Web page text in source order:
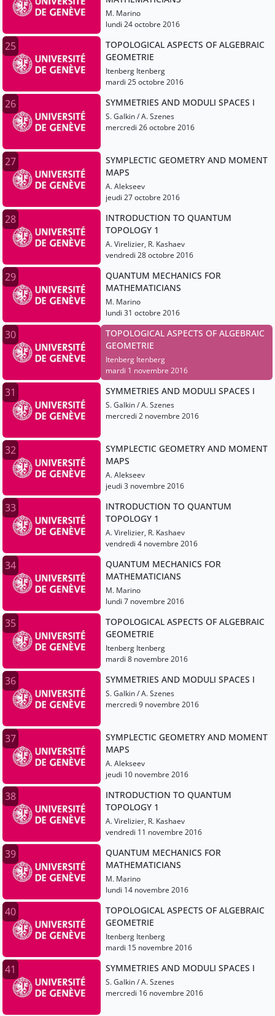
M. Marino
lundi 24 octobre 2016
25
TOPOLOGICAL ASPECTS OF ALGEBRAIC
GEOMETRIE
Itenberg Itenberg
mardi 25 octobre 2016
26 SYMMETRIES AND MODULI SPACES I
S. Galkin / A. Szenes
mercredi 26 octobre 2016
27
SYMPLECTIC GEOMETRY AND MOMENT
MAPS
A. Alekseev
jeudi 27 octobre 2016
28
INTRODUCTION TO QUANTUM
TOPOLOGY 1
A. Virelizier, R. Kashaev
vendredi 28 octobre 2016
29
QUANTUM MECHANICS FOR
MATHEMATICIANS
M. Marino
lundi 31 octobre 2016
30
TOPOLOGICAL ASPECTS OF ALGEBRAIC
GEOMETRIE
Itenberg Itenberg
mardi 1 novembre 2016
31 SYMMETRIES AND MODULI SPACES I
S. Galkin / A. Szenes
mercredi 2 novembre 2016
32
SYMPLECTIC GEOMETRY AND MOMENT
MAPS
A. Alekseev
jeudi 3 novembre 2016
33
INTRODUCTION TO QUANTUM
TOPOLOGY 1
A. Virelizier, R. Kashaev
vendredi 4 novembre 2016
34
QUANTUM MECHANICS FOR
MATHEMATICIANS
M. Marino
lundi 7 novembre 2016
35
TOPOLOGICAL ASPECTS OF ALGEBRAIC
GEOMETRIE
Itenberg Itenberg
mardi 8 novembre 2016
36 SYMMETRIES AND MODULI SPACES I
S. Galkin / A. Szenes
mercredi 9 novembre 2016
37
SYMPLECTIC GEOMETRY AND MOMENT
MAPS
A. Alekseev
jeudi 10 novembre 2016
38
INTRODUCTION TO QUANTUM
TOPOLOGY 1
A. Virelizier, R. Kashaev
vendredi 11 novembre 2016
39
QUANTUM MECHANICS FOR
MATHEMATICIANS
M. Marino
lundi 14 novembre 2016
40
TOPOLOGICAL ASPECTS OF ALGEBRAIC
GEOMETRIE
Itenberg Itenberg
mardi 15 novembre 2016
41 SYMMETRIES AND MODULI SPACES I
S. Galkin / A. Szenes
mercredi 16 novembre 2016